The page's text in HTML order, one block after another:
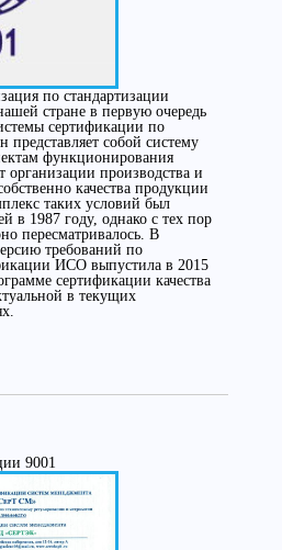
по стандартизации
стране в первую очередь
сертификации по
собой систему
функционирования
производства и
качества продукции
таких условий был
в 1987 году, однако с тех пор
пересматривалось. В
требований по
ИСО выпустила в 2015
сертификации качества
в текущих
9001